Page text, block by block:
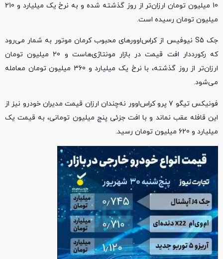
10 میلیون تومان ارزان‌تر از روز گذشته شده و به نرخ یک میلیارد و 210
میلیون تومان رسیده است.
جک S5 نیوفیس از کراس‌اوورهای محبوب کرمان موتور به شمار می‌رود
که رکورددار افت قیمت در بازار مونتاژی‌هاست و 20 میلیون تومان
ارزان‌تر از روز گذشته، با نرخ یک میلیارد و 360 میلیون تومان معامله
می‌شود.
فونیکس تیگو 7 پرو کراس‌اوور نه‌چندان ارزان قیمت مدیران خودرو نیز از
این قافله عقب نماند و با افت جزئی پنج میلیون تومانی، به قیمت یک
میلیارد و 620 میلیون تومان رسید.